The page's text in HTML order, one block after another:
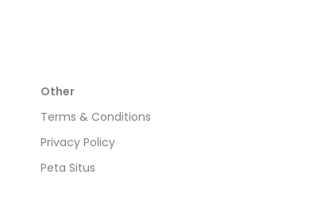
Other
Terms & Conditions
Privacy Policy
Peta Situs